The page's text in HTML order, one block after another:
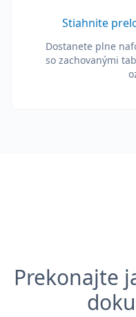
Stiahnite
Dostanete plne
so zachovanými
Prekonajte